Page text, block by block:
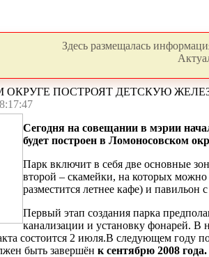
Здесь размещалась
ПОСТРОЯТ ДЕТСКУЮ
Сегодня на совещании в мэрии
будет построен в Ломоносовском
Парк включит в себя две основные
второй – скамейки, на которых можно
разместится летнее кафе) и
Первый этап создания парка
канализации и установку фонарей. В
состоится 2 июля.В следующем году
быть завершён к сентябрю 2008 года.